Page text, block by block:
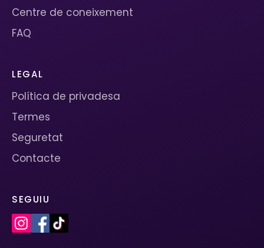
Centre de coneixement
FAQ
LEGAL
Política de privadesa
Termes
Seguretat
Contacte
SEGUIU